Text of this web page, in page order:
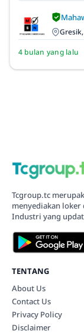
4 bulan yang lalu
Tcgroup.tc
menyediakan
Industri yang
TENTANG
About Us
Contact Us
Privacy Policy
Disclaimer